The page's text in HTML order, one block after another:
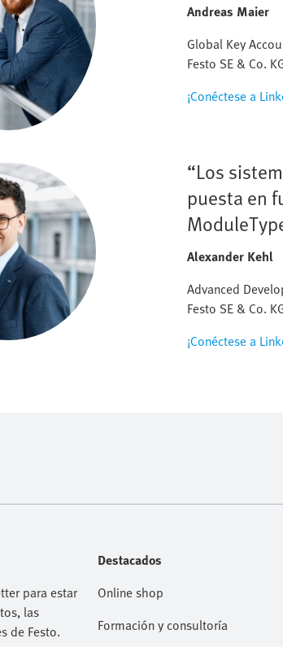
Andreas Maier
Global Key
Festo SE & Co.
¡Conéctese a
“Los
puesta en
Alexander Kehl
Advanced
Festo SE & Co.
¡Conéctese a
para estar
las
de Festo.
Destacados
Online shop
Formación y consultoría